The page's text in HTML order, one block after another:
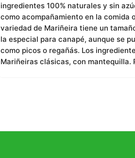
ingredientes 100% naturales y sin
como acompañamiento en la comida
variedad de Mariñeira tiene un
la especial para canapé, aunque se
como picos o regañás. Los
Mariñeiras clásicas, con mantequilla.